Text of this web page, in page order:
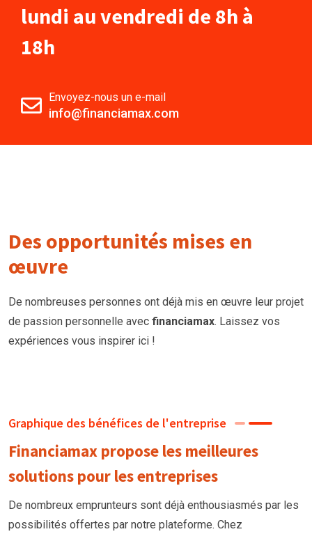
lundi au vendredi de 8h à
18h
Envoyez-nous un e-mail
info@financiamax.com
Des opportunités mises en
œuvre
De nombreuses personnes ont déjà mis en œuvre leur projet
de passion personnelle avec financiamax. Laissez vos
expériences vous inspirer ici !
Graphique des bénéfices de l'entreprise
Financiamax propose les meilleures
solutions pour les entreprises
De nombreux emprunteurs sont déjà enthousiasmés par les
possibilités offertes par notre plateforme. Chez